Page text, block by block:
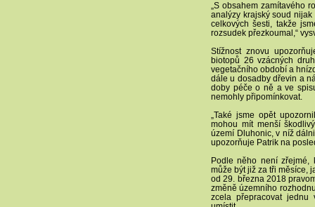
„S obsahem zamítavého
analýzy krajský soud
celkových šesti, takže
rozsudek přezkoumal,“
Stížnost znovu
biotopů 26 vzácných
vegetačního období a
dále u dosadby dřevin a
doby péče o ně a ve
nemohly připomínkovat.
„Také jsme opět
mohou mít menší
území Dluhonic, v níž
upozorňuje Patrik na
Podle něho není zřejmé,
může být již za tři měsíce,
od 29. března 2018
změně územního
zcela přepracovat jednu